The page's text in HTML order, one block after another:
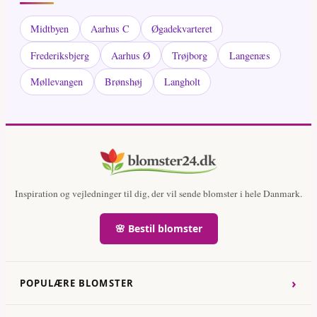
Midtbyen Aarhus C
Øgadekvarteret
Frederiksbjerg
Aarhus Ø Trøjborg
Langenæs
Møllevangen
Brønshøj Langholt
Inspiration og vejledninger til dig, der vil sende blomster i hele Danmark.
🌸 Bestil blomster
POPULÆRE BLOMSTER ›